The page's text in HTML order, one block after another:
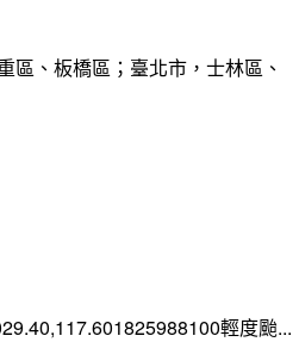
區、板橋區；臺北市，士林區、
輕度颱...